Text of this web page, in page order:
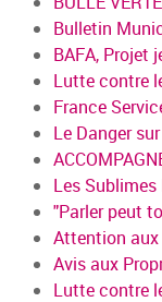
Bulletin
BAFA, Projet
Lutte contre
France
Le Danger
Les
"Parler peut
Attention aux
Avis aux
Lutte contre